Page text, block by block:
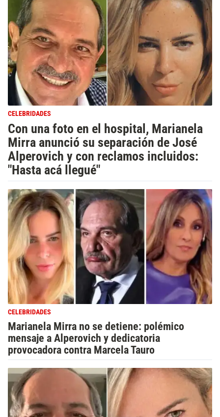
CELEBRIDADES
Con una foto en el hospital, Marianela
Mirra anunció su separación de José
Alperovich y con reclamos incluidos:
"Hasta acá llegué"
CELEBRIDADES
Marianela Mirra no se detiene: polémico
mensaje a Alperovich y dedicatoria
provocadora contra Marcela Tauro